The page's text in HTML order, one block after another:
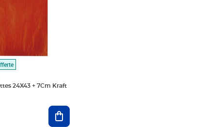
24X43 + 7Cm Kraft
Ajouter au panier